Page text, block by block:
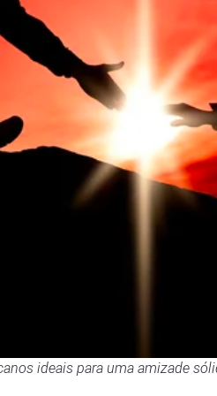
ideais para uma amizade